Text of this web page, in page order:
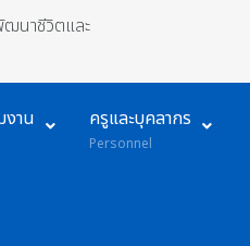
นาชีวิตและ
งาน ครูและบุคลากร
Personnel